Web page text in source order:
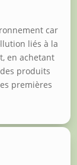
car
liés à la
en achetant
produits
premières